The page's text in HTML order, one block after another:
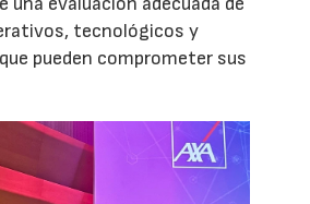
tecnológicos y
pueden comprometer sus